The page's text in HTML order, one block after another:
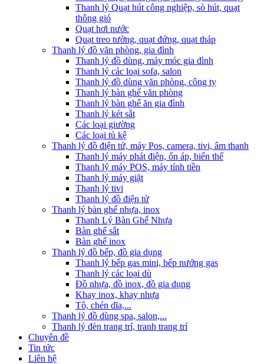
Thanh lý Quạt hút công nghiệp, sò hút, quạt
thông gió
Quạt hơi nước
Quạt treo tường, quạt đứng, quạt tháp
Thanh lý đồ văn phòng, gia đình
Thanh lý đồ dùng, máy móc gia đình
Thanh lý các loại sofa, salon
Thanh lý đồ dùng văn phòng, công ty
Thanh lý bàn ghế văn phòng
Thanh lý bàn ghế ăn gia đình
Thanh lý két sắt
Các loại giường
Các loại tủ kệ
Thanh lý đồ điện tử, máy Pos, camera, tivi, âm thanh
Thanh lý máy phát điện, ổn áp, biến thế
Thanh lý máy POS, máy tính tiền
Thanh lý máy giặt
Thanh lý tivi
Thanh lý đồ điện tử
Thanh lý bàn ghế nhựa, inox
Thanh Lý Bàn Ghế Nhựa
Bàn ghế sắt
Bàn ghế inox
Thanh lý đồ bếp, đồ gia dụng
Thanh lý bếp gas mini, bếp nướng gas
Thanh lý các loại dù
Đồ nhựa, đồ inox, đồ gia dụng
Khay inox, khay nhựa
Tô, chén dĩa,...
Thanh lý đồ dùng spa, salon,...
Thanh lý đèn trang trí, tranh trang trí
Chuyên đề
Tin tức
Liên hệ